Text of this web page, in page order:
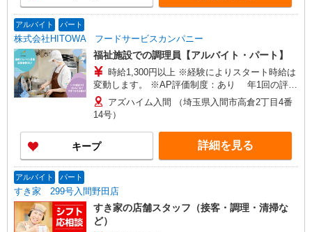
アルバイト パート
株式会社HITOWA フードサービスカンパニー
福祉施設での調理員【アルバイト・パート】
時給1,300円以上 ※経験によりスタート時給は
変動します。 ※AP評価制度：あり 年1回の評価
により時給を見直します。 ※アルバイト賞与（寸
志）：あり 年2回。勤続年数により金額UP。
アズハイム入間 （埼玉県入間市高倉2丁目4番
14号）
キープ 詳細を見る
アルバイト パート
すき家 299号入間野田店
すき家の店舗スタッフ（接客・調理・清掃な
ど）